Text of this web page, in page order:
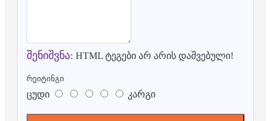
შენიშვნა: HTML ტეგები არ არის დაშვებული!
რეიტინგი
ცუდი კარგი